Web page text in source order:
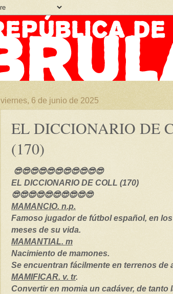
viernes, 6 de junio de 2025
EL DICCIONARIO DE
(170)
😎😎😎😎😎😎😎😎😎😎😎
EL DICCIONARIO DE COLL (170)
😎😎😎😎😎😎😎😎😎😎
MAMANCIO. n.p.
Famoso jugador de fútbol español, en
meses de su vida.
MAMANTIAL. m
Nacimiento de mamones.
Se encuentran fácilmente en terrenos de
MAMIFICAR. v. tr.
Convertir en momia un cadáver, de tanto